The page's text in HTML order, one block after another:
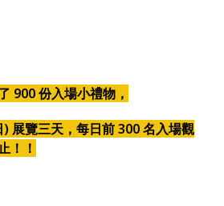
900 份入場小禮物，
) 展覽三天，每日前 300 名入場觀
！！